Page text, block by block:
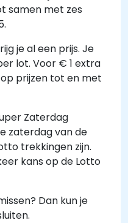
samen met zes
je al een prijs. Je
lot. Voor € 1 extra
prijzen tot en met
Zaterdag
zaterdag van de
trekkingen zijn.
kans op de Lotto
Dan kun je